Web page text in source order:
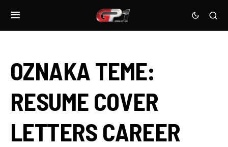
OZNAKA TEME:
RESUME COVER
LETTERS CAREER